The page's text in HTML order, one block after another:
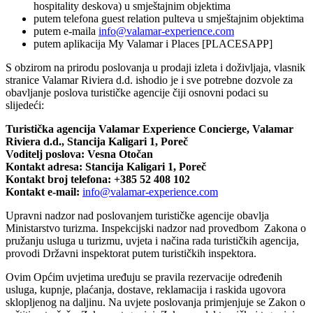
hospitality deskova) u smještajnim objektima
putem telefona guest relation pulteva u smještajnim objektima
putem e-maila info@valamar-experience.com
putem aplikacija My Valamar i Places [PLACESAPP]
S obzirom na prirodu poslovanja u prodaji izleta i doživljaja, vlasnik
stranice Valamar Riviera d.d. ishodio je i sve potrebne dozvole za
obavljanje poslova turističke agencije čiji osnovni podaci su
slijedeći:
Turistička agencija Valamar Experience Concierge, Valamar
Riviera d.d., Stancija Kaligari 1, Poreč
Voditelj poslova: Vesna Otočan
Kontakt adresa: Stancija Kaligari 1, Poreč
Kontakt broj telefona: +385 52 408 102
Kontakt e-mail: info@valamar-experience.com
Upravni nadzor nad poslovanjem turističke agencije obavlja
Ministarstvo turizma. Inspekcijski nadzor nad provedbom Zakona o
pružanju usluga u turizmu, uvjeta i načina rada turističkih agencija,
provodi Državni inspektorat putem turističkih inspektora.
Ovim Općim uvjetima uređuju se pravila rezervacije određenih
usluga, kupnje, plaćanja, dostave, reklamacija i raskida ugovora
sklopljenog na daljinu. Na uvjete poslovanja primjenjuje se Zakon o